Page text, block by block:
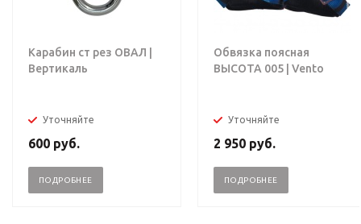
Карабин ст рез ОВАЛ |
Вертикаль
Уточняйте
600 руб.
ПОДРОБНЕЕ
Обвязка поясная
ВЫСОТА 005 | Vento
Уточняйте
2 950 руб.
ПОДРОБНЕЕ